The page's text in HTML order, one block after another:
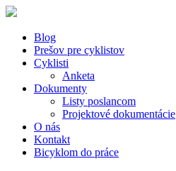
Blog
Prešov pre cyklistov
Cyklisti
Anketa
Dokumenty
Listy poslancom
Projektové dokumentácie
O nás
Kontakt
Bicyklom do práce